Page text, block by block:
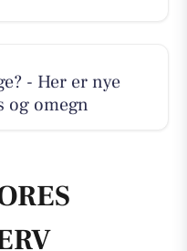
- Her er nye
og omegn